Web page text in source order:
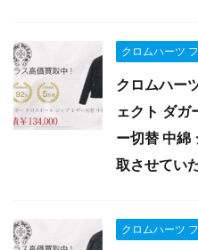
クロムハーツ
クロムハー
ェクト ダガ
ー切替 中綿
取させてい
クロムハーツ